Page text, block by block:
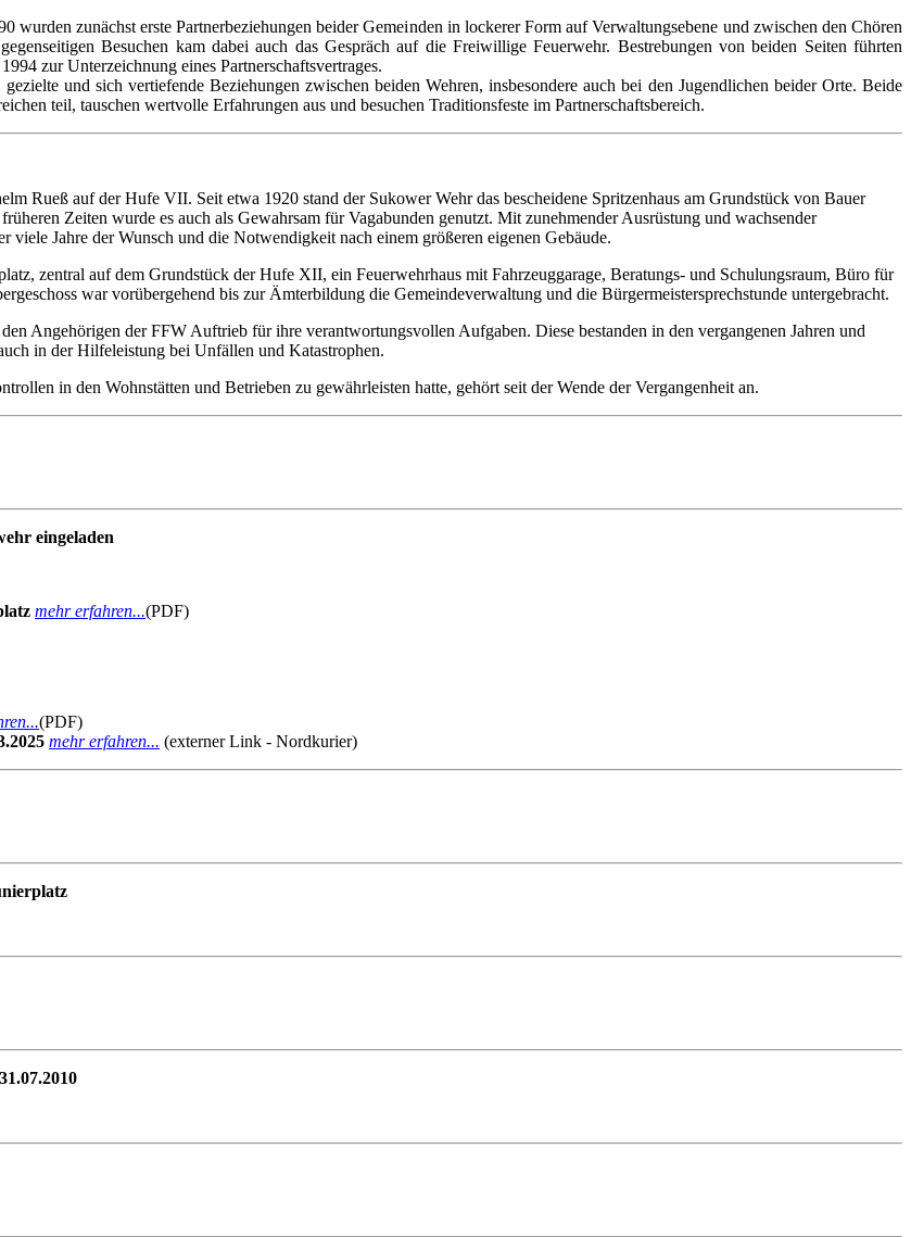
wurden zunächst erste Partnerbeziehungen beider Gemeinden in lockerer Form auf Verwaltungsebene und zwischen den Chören
Besuchen kam dabei auch das Gespräch auf die Freiwillige Feuerwehr. Bestrebungen von beiden Seiten führten
zur Unterzeichnung eines Partnerschaftsvertrages.
und sich vertiefende Beziehungen zwischen beiden Wehren, insbesondere auch bei den Jugendlichen beider Orte. Beide
teil, tauschen wertvolle Erfahrungen aus und besuchen Traditionsfeste im Partnerschaftsbereich.
Rueß auf der Hufe VII. Seit etwa 1920 stand der Sukower Wehr das bescheidene Spritzenhaus am Grundstück von Bauer
Zeiten wurde es auch als Gewahrsam für Vagabunden genutzt. Mit zunehmender Ausrüstung und wachsender
Jahre der Wunsch und die Notwendigkeit nach einem größeren eigenen Gebäude.
zentral auf dem Grundstück der Hufe XII, ein Feuerwehrhaus mit Fahrzeuggarage, Beratungs- und Schulungsraum, Büro für
war vorübergehend bis zur Ämterbildung die Gemeindeverwaltung und die Bürgermeistersprechstunde untergebracht.
Angehörigen der FFW Auftrieb für ihre verantwortungsvollen Aufgaben. Diese bestanden in den vergangenen Jahren und
in der Hilfeleistung bei Unfällen und Katastrophen.
in den Wohnstätten und Betrieben zu gewährleisten hatte, gehört seit der Wende der Vergangenheit an.
eingeladen
mehr erfahren...(PDF)
(PDF)
mehr erfahren... (externer Link - Nordkurier)